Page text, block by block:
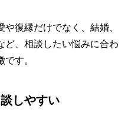
復縁だけでなく、結婚、
ど、相談したい悩みに合わ
す。
しやすい